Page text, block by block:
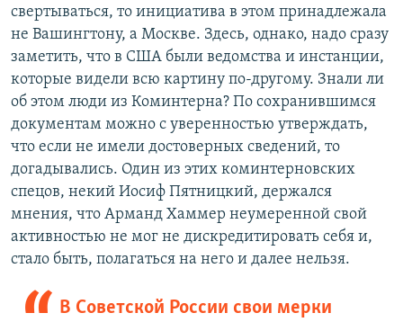
свертываться, то инициатива в этом принадлежала
не Вашингтону, а Москве. Здесь, однако, надо сразу
заметить, что в США были ведомства и инстанции,
которые видели всю картину по-другому. Знали ли
об этом люди из Коминтерна? По сохранившимся
документам можно с уверенностью утверждать,
что если не имели достоверных сведений, то
догадывались. Один из этих коминтерновских
спецов, некий Иосиф Пятницкий, держался
мнения, что Арманд Хаммер неумеренной свой
активностью не мог не дискредитировать себя и,
стало быть, полагаться на него и далее нельзя.
В Советской России свои мерки